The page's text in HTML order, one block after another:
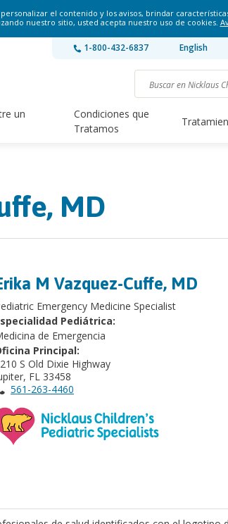
el contenido y los avisos, brindar
nuestro sitio, usted acepta nuestro uso de cookies.
1-800-432-6837 English
un
Condiciones que
Tratamos
MD
M Vazquez-Cuffe, MD
Emergency Medicine Specialist
Pediátrica:
de Emergencia
Principal:
S Old Dixie Highway
FL 33458
561-263-4460